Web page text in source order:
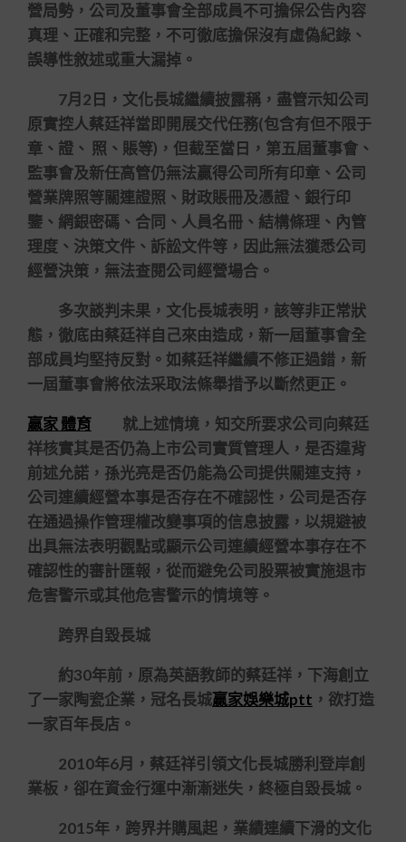
營局勢，公司及董事會全部成員不可擔保公告內容
真理、正確和完整，不可徹底擔保沒有虛偽紀錄、
誤導性敘述或重大漏掉。
7月2日，文化長城繼續披露稱，盡管示知公司
原實控人蔡廷祥當即開展交代任務(包含有但不限于
章、證、 照、賬等)，但截至當日，第五屆董事會、
監事會及新任高管仍無法贏得公司所有印章、公司
營業牌照等關連證照、財政賬冊及憑證、銀行印
鑒、網銀密碼、合同、人員名冊、結構條理、內管
理度、決策文件、訴訟文件等，因此無法獲悉公司
經營決策，無法查閱公司經營場合。
多次談判未果，文化長城表明，該等非正常狀
態，徹底由蔡廷祥自己來由造成，新一屆董事會全
部成員均堅持反對。如蔡廷祥繼續不修正過錯，新
一屆董事會將依法采取法條舉措予以斷然更正。
贏家 體育 就上述情境，知交所要求公司向蔡廷
祥核實其是否仍為上市公司實質管理人，是否違背
前述允諾，孫光亮是否仍能為公司提供關連支持，
公司連續經營本事是否存在不確認性，公司是否存
在通過操作管理權改變事項的信息披露，以規避被
出具無法表明觀點或顯示公司連續經營本事存在不
確認性的審計匯報，從而避免公司股票被實施退市
危害警示或其他危害警示的情境等。
跨界自毀長城
約30年前，原為英語教師的蔡廷祥，下海創立
了一家陶瓷企業，冠名長城贏家娛樂城ptt ，欲打造
一家百年長店。
2010年6月，蔡廷祥引領文化長城勝利登岸創
業板，卻在資金行運中漸漸迷失，終極自毀長城。
2015年，跨界并購風起，業績連續下滑的文化